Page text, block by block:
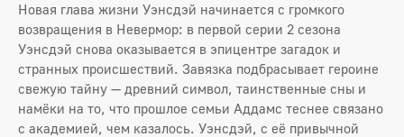
Новая глава жизни Уэнсдэй начинается с громкого
возвращения в Невермор: в первой серии 2 сезона
Уэнсдэй снова оказывается в эпицентре загадок и
странных происшествий. Завязка подбрасывает героине
свежую тайну — древний символ, таинственные сны и
намёки на то, что прошлое семьи Аддамс теснее связано
с академией, чем казалось. Уэнсдэй, с её привычной